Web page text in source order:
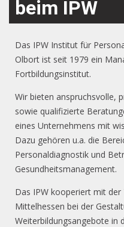
beim IPW
Das IPW Institut für
Olbort ist seit 1979 ein
Fortbildungsinstitut.
Wir bieten anspruchsvolle,
sowie qualifizierte
eines Unternehmens mit
Dazu gehören u.a. die
Personaldiagnostik und
Gesundheitsmanagement.
Das IPW kooperiert mit der
Mittelhessen bei der
Weiterbildungsangebote in